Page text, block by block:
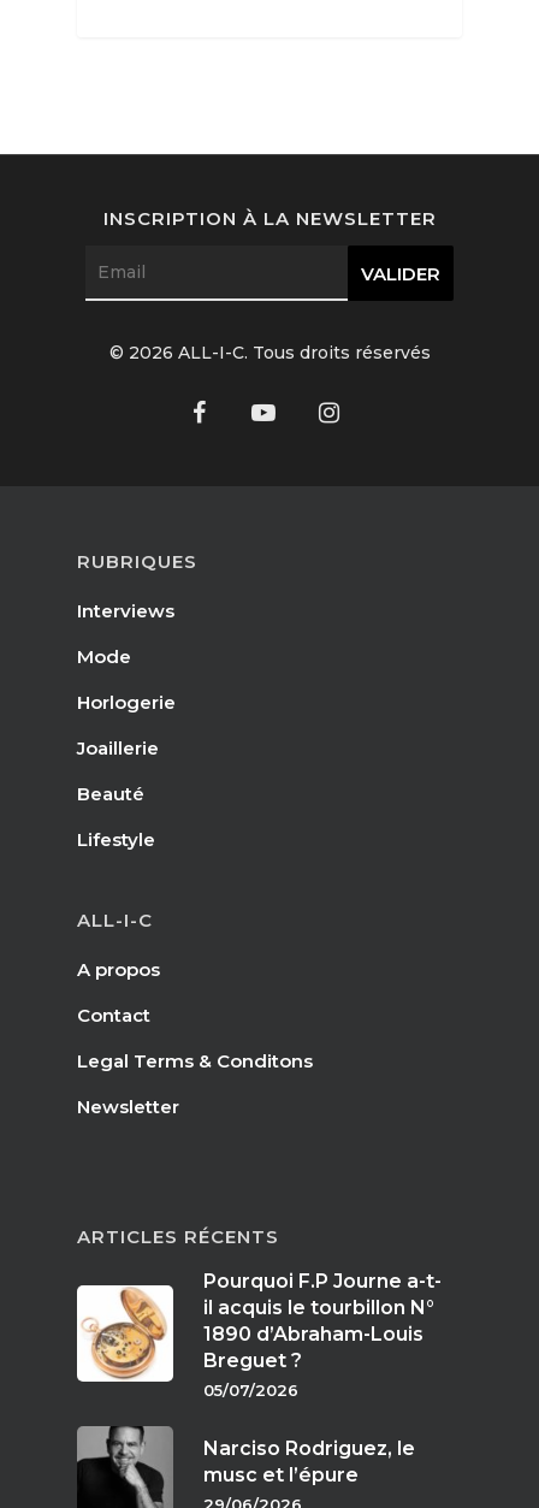
RUBRIQUES
Interviews
Mode
Horlogerie
Joaillerie
Beauté
Lifestyle
ALL-I-C
A propos
Contact
Legal Terms & Conditons
Newsletter
ARTICLES RÉCENTS
Pourquoi F.P Journe a-t-
il acquis le tourbillon N°
1890 d’Abraham-Louis
Breguet ?
05/07/2026
Narciso Rodriguez, le
musc et l’épure
INSCRIPTION À LA NEWSLETTER
© 2026 ALL-I-C. Tous droits réservés